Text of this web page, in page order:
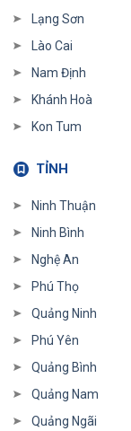
Lạng Sơn
Lào Cai
Nam Định
Khánh Hoà
Kon Tum
TỈNH
Ninh Thuận
Ninh Bình
Nghệ An
Phú Thọ
Quảng Ninh
Phú Yên
Quảng Bình
Quảng Nam
Quảng Ngãi